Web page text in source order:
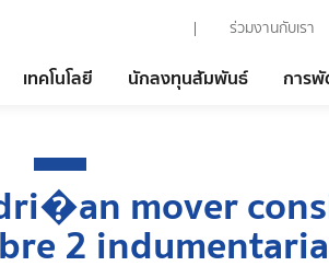
ร่วมงานกับเรา
เทคโนโลยี นักลงทุนสัมพันธ์ การ
mover
2